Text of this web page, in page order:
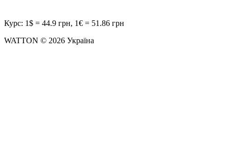
Курс: 1$ = 44.9 грн, 1€ = 51.86 грн
WATTON © 2026 Україна